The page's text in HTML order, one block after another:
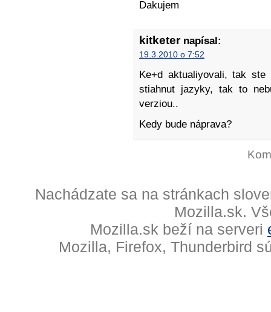
Dakujem
kitketernapísal:
19.3.2010 o 7:52
Ke+d aktualiyovali, tak ste
stiahnut jazyky, tak to
verziou..
Kedy bude náprava?
Nachádzate sa na stránkach
Mozilla.sk.
Mozilla.sk beží na serveri
Mozilla, Firefox, Thunderbird